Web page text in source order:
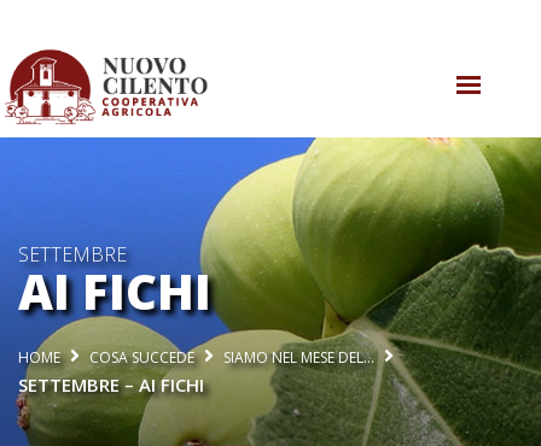
CHI SIAMO
COSA SAPPIAMO
COSA FACCIAMO
AGRICOLTURA RIGENERATIVA
COSA SUCCEDE
CONTATTI
SETTEMBRE
AI FICHI
HOME COSA SUCCEDE SIAMO NEL MESE DEL…
SETTEMBRE – AI FICHI